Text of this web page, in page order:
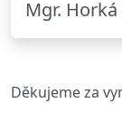
Mgr.
Děkujeme za